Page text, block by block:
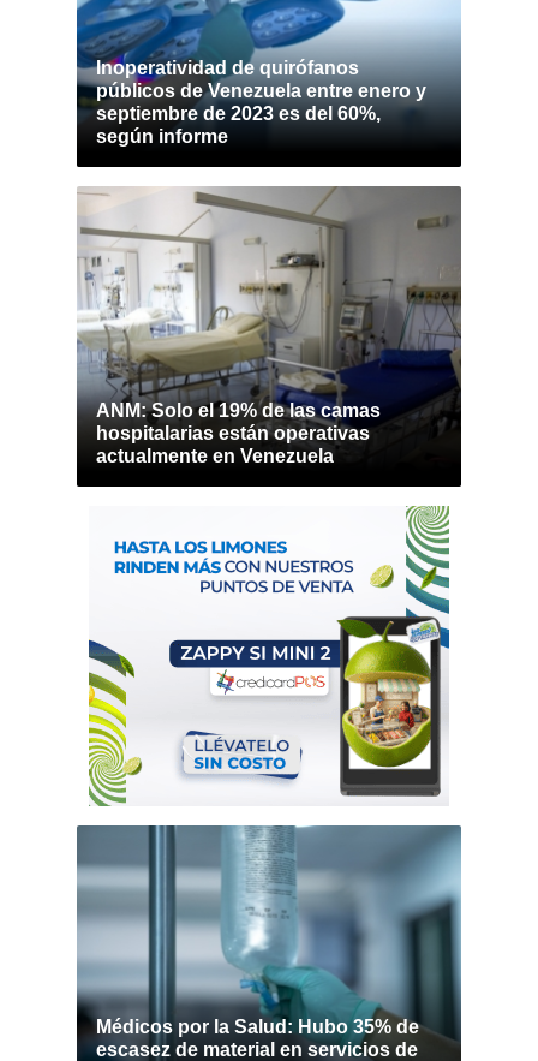
Inoperatividad de quirófanos
públicos de Venezuela entre enero y
septiembre de 2023 es del 60%,
según informe
ANM: Solo el 19% de las camas
hospitalarias están operativas
actualmente en Venezuela
Médicos por la Salud: Hubo 35% de
escasez de material en servicios de